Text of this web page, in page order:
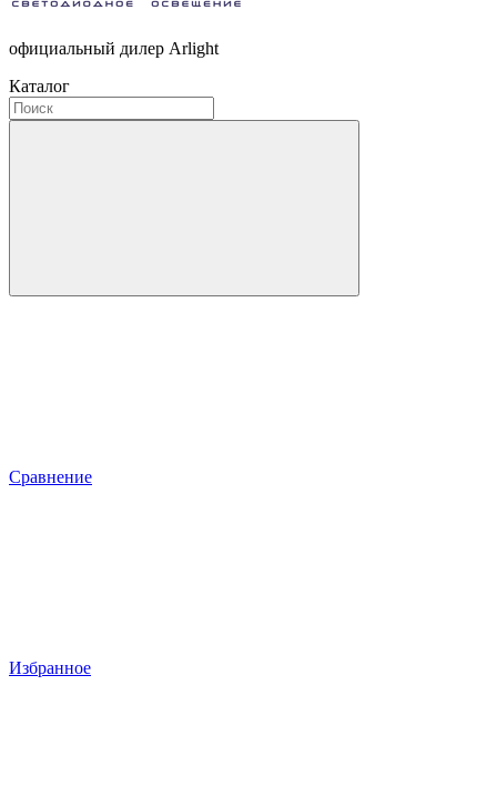
официальный дилер Arlight
Каталог
Сравнение
Избранное